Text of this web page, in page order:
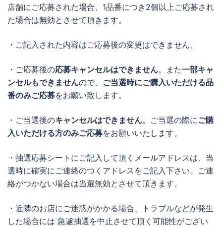
店舗にご応募された場合、1品番につき2個以上ご応募され
た場合は無効とさせて頂きます。
・ご記入された内容はご応募後の変更はできません。
・ご応募後の応募キャンセルはできません。また一部キャ
ンセルもできませんので、 ご当選時にご購入いただける品
番のみご応募をお願い致します。
・ご当選後のキャンセルはできません。ご当選の際にご購
入いただける方のみご応募をお願いいたします。
・抽選応募シートにご記入して頂くメールアドレスは、当
選時に確実にご連絡のつくアドレスをご記入下さい。ご連
絡がつかない場合は当選無効とさせて頂きます。
・近隣のお店にご迷惑がかかる場合、トラブルなどが発生
した場合には 急遽抽選を中止させて頂く可能性がござい